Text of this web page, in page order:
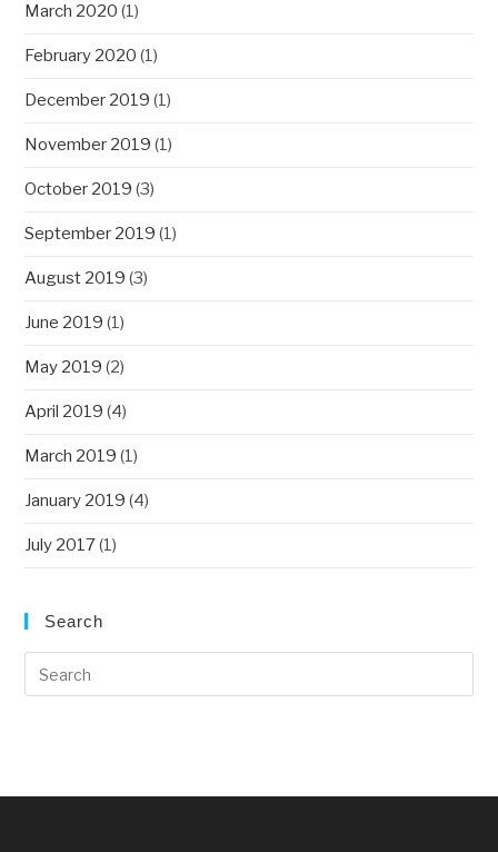
March 2020 (1)
February 2020 (1)
December 2019 (1)
November 2019 (1)
October 2019 (3)
September 2019 (1)
August 2019 (3)
June 2019 (1)
May 2019 (2)
April 2019 (4)
March 2019 (1)
January 2019 (4)
July 2017(1)
Search